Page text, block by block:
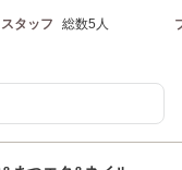
スタッフ 総数5人